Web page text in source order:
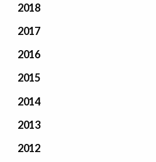
2018
2017
2016
2015
2014
2013
2012